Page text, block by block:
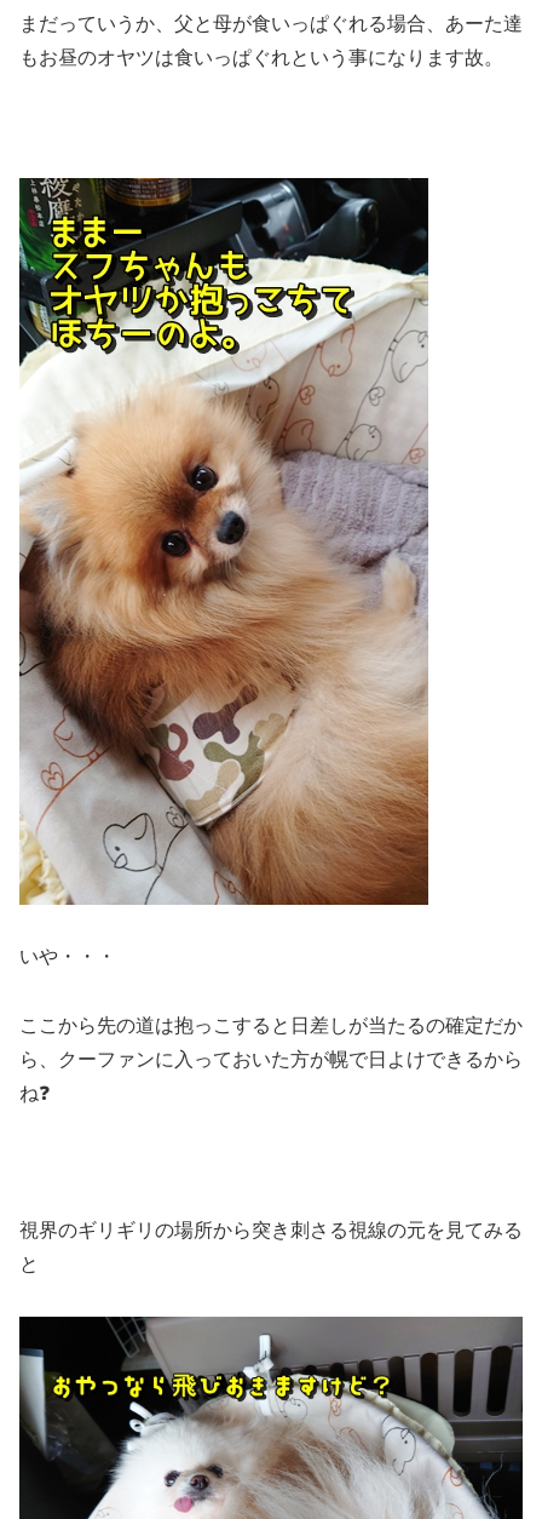
まだっていうか、父と母が食いっぱぐれる場合、あーた達
もお昼のオヤツは食いっぱぐれという事になります故。
いや・・・
ここから先の道は抱っこすると日差しが当たるの確定だか
ら、クーファンに入っておいた方が幌で日よけできるから
ね❓
視界のギリギリの場所から突き刺さる視線の元を見てみる
と